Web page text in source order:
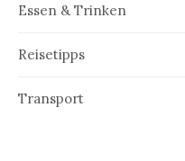
Essen & Trinken
Reisetipps
Transport